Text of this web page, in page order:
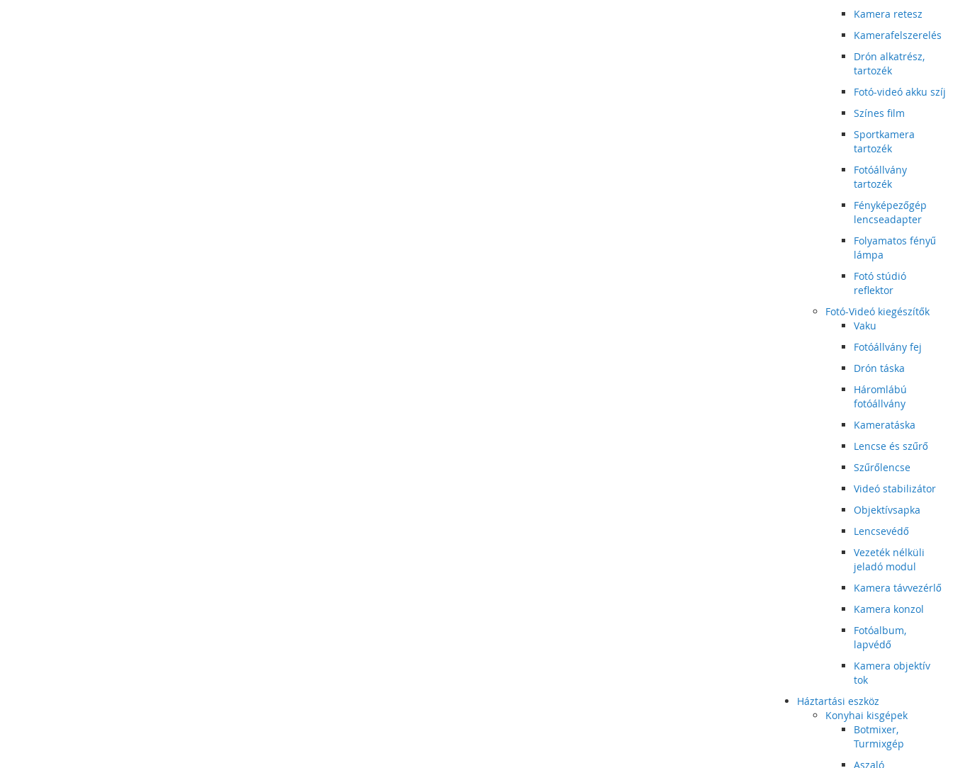
Kamera retesz
Kamerafelszerelés
Drón alkatrész,
tartozék
Fotó-videó akku szíj
Színes film
Sportkamera
tartozék
Fotóállvány
tartozék
Fényképezőgép
lencseadapter
Folyamatos fényű
lámpa
Fotó stúdió
reflektor
Fotó-Videó kiegészítők
Vaku
Fotóállvány fej
Drón táska
Háromlábú
fotóállvány
Kameratáska
Lencse és szűrő
Szűrőlencse
Videó stabilizátor
Objektívsapka
Lencsevédő
Vezeték nélküli
jeladó modul
Kamera távvezérlő
Kamera konzol
Fotóalbum,
lapvédő
Kamera objektív
tok
Háztartási eszköz
Konyhai kisgépek
Botmixer,
Turmixgép
Aszaló